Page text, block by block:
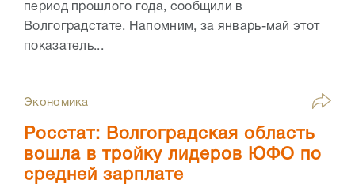
период прошлого года, сообщили в
Волгоградстате. Напомним, за январь-май этот
показатель...
Экономика
Росстат: Волгоградская область
вошла в тройку лидеров ЮФО по
средней зарплате